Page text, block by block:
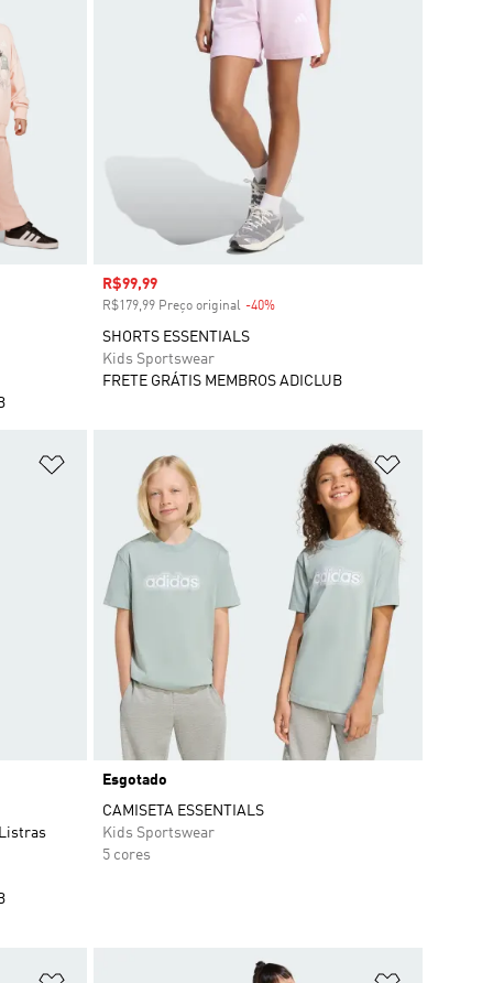
Preço com desconto
R$99,99
R$179,99 Preço original -40%Desconto
SHORTS ESSENTIALS
Kids Sportswear
FRETE GRÁTIS MEMBROS ADICLUB
Adicionar à Lista de Desejos
Esgotado
CAMISETA ESSENTIALS
Kids Sportswear
5 cores
Adicionar à Lista de Desejos